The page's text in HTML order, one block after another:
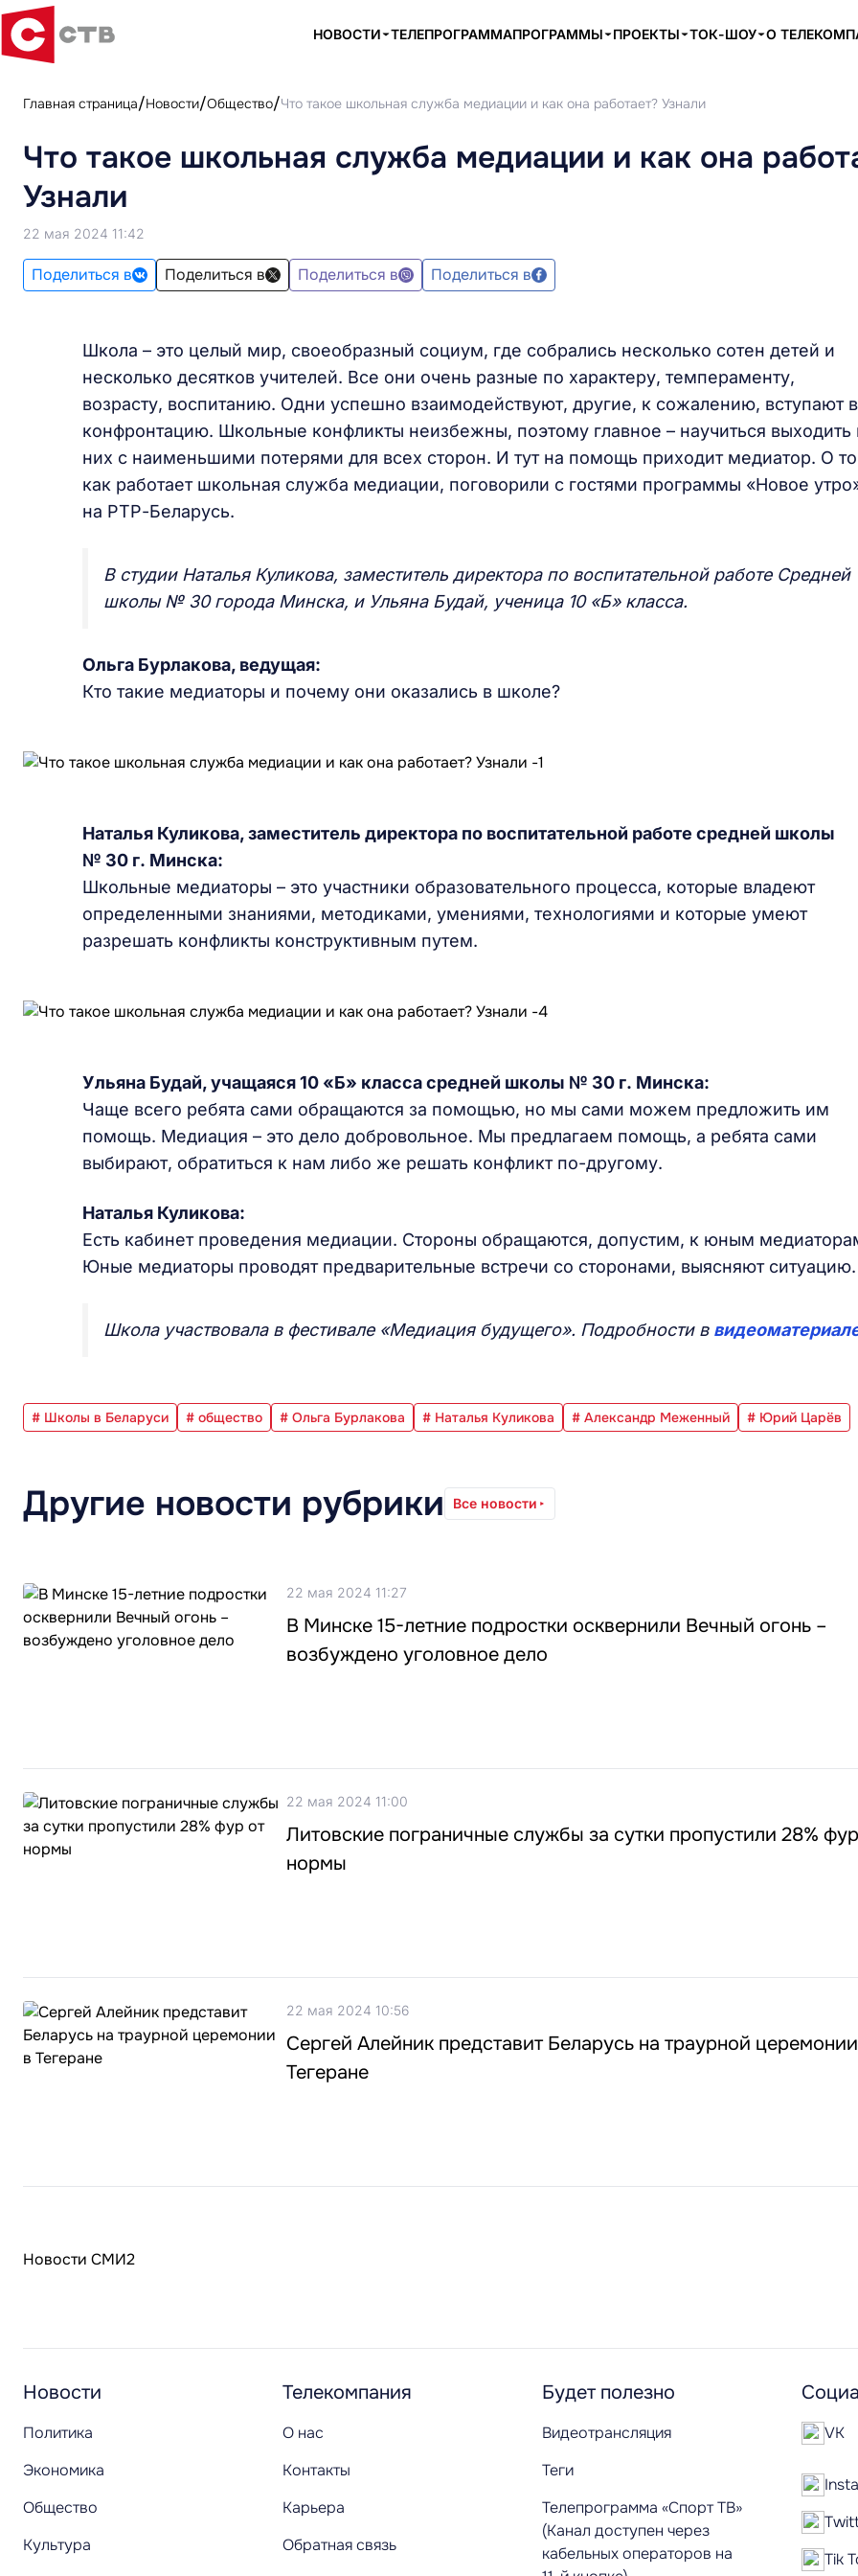
НОВОСТИ ТЕЛЕПРОГРАММАПРОГРАММЫ ПРОЕКТЫ ТОК-ШОУ О
Главная страница Новости Общество Что такое школьная служба медиации и как она работает? Узнали
Что такое школьная служба медиации и как она
Узнали
22 мая 2024 11:42
Поделиться в Поделиться в Поделиться в Поделиться в
Школа – это целый мир, своеобразный социум, где собрались несколько сотен детей и
несколько десятков учителей. Все они очень разные по характеру, темпераменту,
возрасту, воспитанию. Одни успешно взаимодействуют, другие, к сожалению, вступают в
конфронтацию. Школьные конфликты неизбежны, поэтому главное – научиться выходить
них с наименьшими потерями для всех сторон. И тут на помощь приходит медиатор. О
как работает школьная служба медиации, поговорили с гостями программы «Новое
на РТР-Беларусь.
В студии Наталья Куликова, заместитель директора по воспитательной работе Средней
школы № 30 города Минска, и Ульяна Будай, ученица 10 «Б» класса.
Ольга Бурлакова, ведущая:
Кто такие медиаторы и почему они оказались в школе?
Наталья Куликова, заместитель директора по воспитательной работе средней школы
№ 30 г. Минска:
Школьные медиаторы – это участники образовательного процесса, которые владеют
определенными знаниями, методиками, умениями, технологиями и которые умеют
разрешать конфликты конструктивным путем.
Ульяна Будай, учащаяся10 «Б» класса средней школы № 30 г. Минска:
Чаще всего ребята сами обращаются за помощью, но мы сами можем предложить им
помощь. Медиация – это дело добровольное. Мы предлагаем помощь, а ребята сами
выбирают, обратиться к нам либо же решать конфликт по-другому.
Наталья Куликова:
Есть кабинет проведения медиации. Стороны обращаются, допустим, к юным
Юные медиаторы проводят предварительные встречи со сторонами, выясняют ситуацию.
Школа участвовала в фестивале «Медиация будущего». Подробности в
# Школы в Беларуси # общество # Ольга Бурлакова # Наталья Куликова # Александр Меженный # Юрий Царёв
Другие новости рубрики Все новости
22 мая 2024 11:27
В Минске 15-летние подростки осквернили Вечный огонь –
возбуждено уголовное дело
22 мая 2024 11:00
Литовские пограничные службы за сутки пропустили 28%
нормы
22 мая 2024 10:56
Сергей Алейник представит Беларусь на траурной
Тегеране
Новости СМИ2
Новости
Политика
Экономика
Общество
Культура
Телекомпания
О нас
Контакты
Карьера
Обратная связь
Будет полезно
Видеотрансляция
Теги
Телепрограмма «Спорт ТВ»
(Канал доступен через
кабельных операторов на
VK
Tik